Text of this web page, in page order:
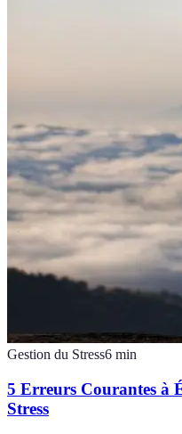
Gestion du Stress6 min
5 Erreurs Courantes à
Stress